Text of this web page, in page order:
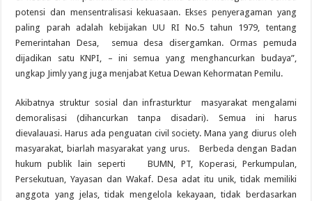
potensi dan mensentralisasi kekuasaan. Ekses penyeragaman yang
paling parah adalah kebijakan UU RI No.5 tahun 1979, tentang
Pemerintahan Desa, semua desa disergamkan. Ormas pemuda
dijadikan satu KNPI, – ini semua yang menghancurkan budaya”,
ungkap Jimly yang juga menjabat Ketua Dewan Kehormatan Pemilu.
Akibatnya struktur sosial dan infrasturktur masyarakat mengalami
demoralisasi (dihancurkan tanpa disadari). Semua ini harus
dievalauasi. Harus ada penguatan civil society. Mana yang diurus oleh
masyarakat, biarlah masyarakat yang urus. Berbeda dengan Badan
hukum publik lain seperti BUMN, PT, Koperasi, Perkumpulan,
Persekutuan, Yayasan dan Wakaf. Desa adat itu unik, tidak memiliki
anggota yang jelas, tidak mengelola kekayaan, tidak berdasarkan